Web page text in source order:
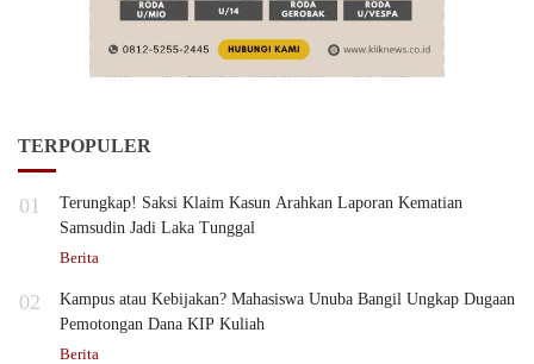
TERPOPULER
01
Terungkap! Saksi Klaim Kasun Arahkan Laporan Kematian
Samsudin Jadi Laka Tunggal
Berita
02
Kampus atau Kebijakan? Mahasiswa Unuba Bangil Ungkap Dugaan
Pemotongan Dana KIP Kuliah
Berita